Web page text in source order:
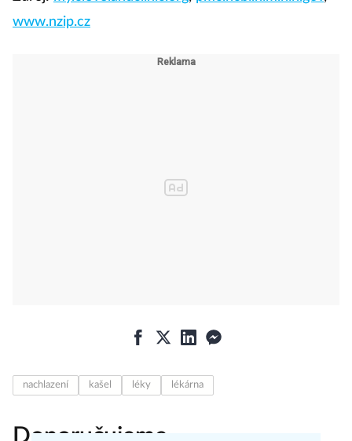
www.nzip.cz
nachlazení kašel léky lékárna
Doporučujeme